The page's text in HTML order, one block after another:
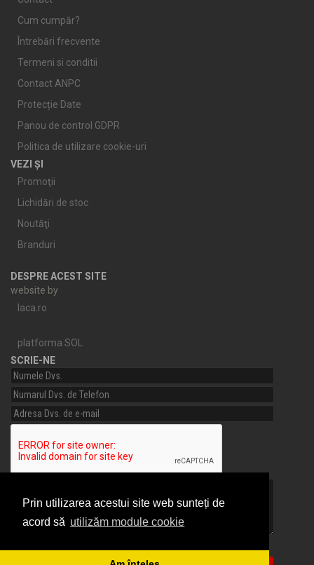
Prin utilizarea acestui site web sunteți de
acord să utilizăm module cookie
Cum cumpăr?
Întrebări frecvente
Termeni si conditii
Contact ANPC
Protecție Date
Panou de control GDPR
Politica de utilizare cookie-uri
VEZI ȘI
Promoţii
Lichidări de stoc
Noutăţi
Branduri
DESPRE ACEST SITE
website by
laca.ro
platforma SOL
SCRIE-NE
Am citit si sunt de acord cu Termeni si conditii